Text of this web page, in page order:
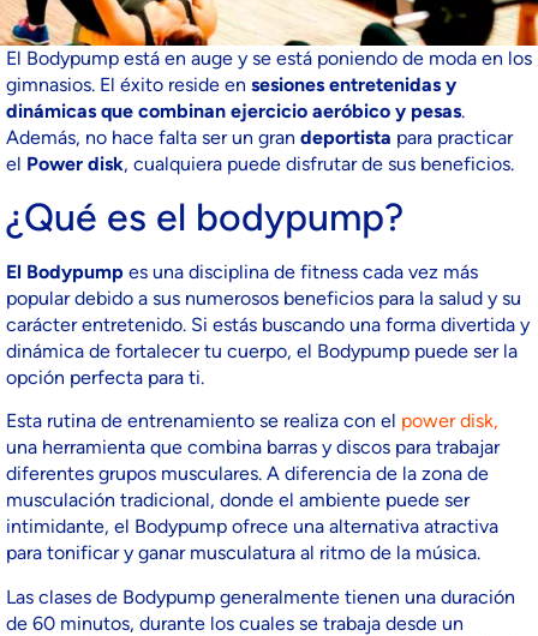
El Bodypump está en auge y se está poniendo de moda en los
gimnasios. El éxito reside en sesiones entretenidas y
dinámicas que combinan ejercicio aeróbico y pesas.
Además, no hace falta ser un gran deportista para practicar
el Power disk, cualquiera puede disfrutar de sus beneficios.
¿Qué es el bodypump?
El Bodypump es una disciplina de fitness cada vez más
popular debido a sus numerosos beneficios para la salud y su
carácter entretenido. Si estás buscando una forma divertida y
dinámica de fortalecer tu cuerpo, el Bodypump puede ser la
opción perfecta para ti.
Esta rutina de entrenamiento se realiza con el power disk,
una herramienta que combina barras y discos para trabajar
diferentes grupos musculares. A diferencia de la zona de
musculación tradicional, donde el ambiente puede ser
intimidante, el Bodypump ofrece una alternativa atractiva
para tonificar y ganar musculatura al ritmo de la música.
Las clases de Bodypump generalmente tienen una duración
de 60 minutos, durante los cuales se trabaja desde un